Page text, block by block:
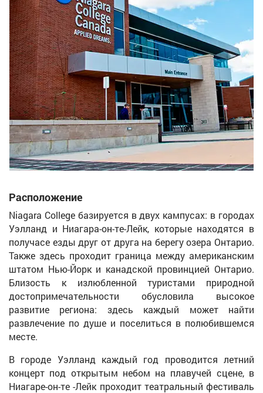
Расположение
Niagara College базируется в двух кампусах: в городах
Уэлланд и Ниагара-он-те-Лейк, которые находятся в
получасе езды друг от друга на берегу озера Онтарио.
Также здесь проходит граница между американским
штатом Нью-Йорк и канадской провинцией Онтарио.
Близость к излюбленной туристами природной
достопримечательности обусловила высокое
развитие региона: здесь каждый может найти
развлечение по душе и поселиться в полюбившемся
месте.
В городе Уэлланд каждый год проводится летний
концерт под открытым небом на плавучей сцене, в
Ниагаре-он-те -Лейк проходит театральный фестиваль